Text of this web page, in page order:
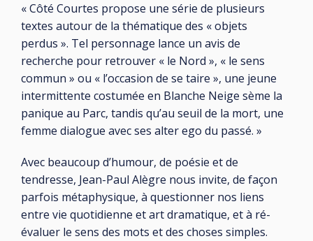
« Côté Courtes propose une série de plusieurs
textes autour de la thématique des « objets
perdus ». Tel personnage lance un avis de
recherche pour retrouver « le Nord », « le sens
commun » ou « l’occasion de se taire », une jeune
intermittente costumée en Blanche Neige sème la
panique au Parc, tandis qu’au seuil de la mort, une
femme dialogue avec ses alter ego du passé. »
Avec beaucoup d’humour, de poésie et de
tendresse, Jean-Paul Alègre nous invite, de façon
parfois métaphysique, à questionner nos liens
entre vie quotidienne et art dramatique, et à ré-
évaluer le sens des mots et des choses simples.